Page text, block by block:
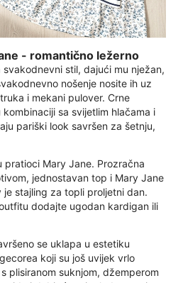
- romantično ležerno
stil, dajući mu nježan,
nošenje nosite ih uz
i mekani pulover. Crne
sa svijetlim hlačama i
pariški look savršen za šetnju,
pratioci Mary Jane. Prozračna
jednostavan top i Mary Jane
stajling za topli proljetni dan.
dodajte ugodan kardigan ili
se uklapa u estetiku
koji su još uvijek vrlo
plisiranom suknjom, džemperom